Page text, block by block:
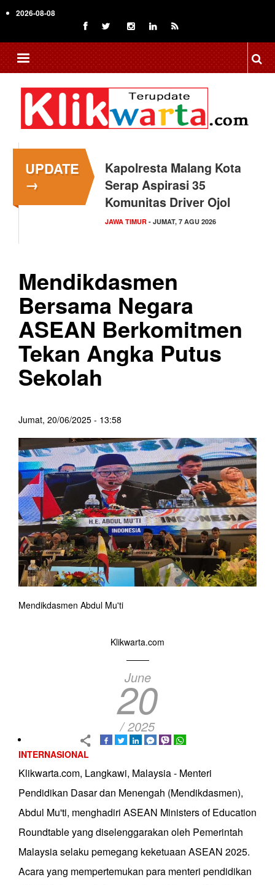
to
content
2026-08-08
UPDATE
→
Kapolresta Malang Kota
Serap Aspirasi 35
Komunitas Driver Ojol
JAWA TIMUR - JUMAT, 7 AGU 2026
Mendikdasmen
Bersama Negara
ASEAN Berkomitmen
Tekan Angka Putus
Sekolah
Jumat, 20/06/2025 - 13:58
Mendikdasmen Abdul Mu'ti
Klikwarta.com
June
20
/ 2025
INTERNASIONAL
Klikwarta.com, Langkawi, Malaysia - Menteri
Pendidikan Dasar dan Menengah (Mendikdasmen),
Abdul Mu'ti, menghadiri ASEAN Ministers of Education
Roundtable yang diselenggarakan oleh Pemerintah
Malaysia selaku pemegang keketuaan ASEAN 2025.
Acara yang mempertemukan para menteri pendidikan